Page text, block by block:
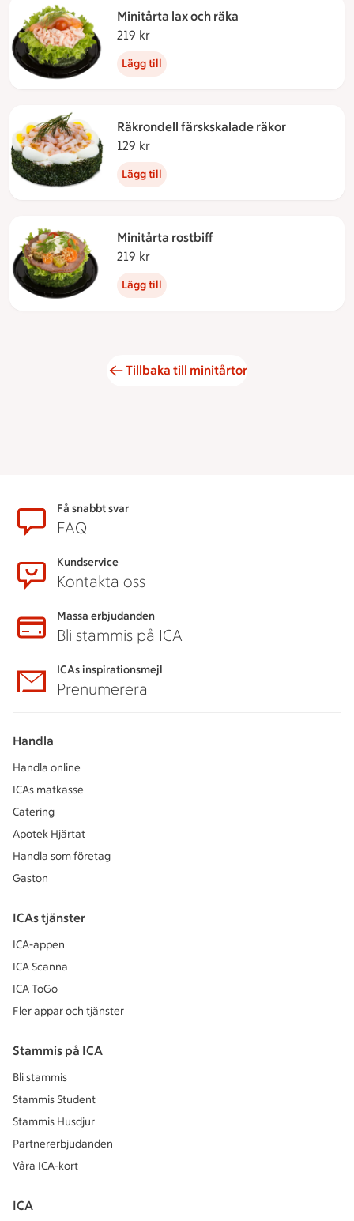
Minitårta lax och räka
219 kr
Lägg till
Räkrondell färskskalade räkor
129 kr
Lägg till
Minitårta rostbiff
219 kr
Lägg till
Tillbaka till minitårtor
SidfotFå snabbt svar
FAQ
Kundservice
Kontakta oss
Massa erbjudanden
Bli stammis på ICA
ICAs inspirationsmejl
Prenumerera
Handla
Handla online
ICAs matkasse
Catering
Apotek Hjärtat
Handla som företag
Gaston
ICAs tjänster
ICA-appen
ICA Scanna
ICA ToGo
Fler appar och tjänster
Stammis på ICA
Bli stammis
Stammis Student
Stammis Husdjur
Partnererbjudanden
Våra ICA-kort
ICA